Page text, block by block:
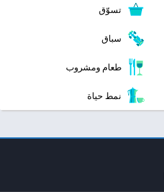
تسوّق
سباق
طعام ومشروب
نمط حياة